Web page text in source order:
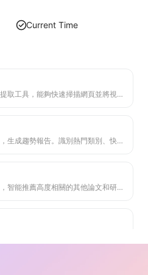
Current Time
一個高效的網頁視頻內容提取工具，能夠快速掃描網頁並將視頻信息整理成結構化的Markdown表格。
分析當前頁面的榜單數據，生成趨勢報告。識別熱門類別、快速上升的產品類型和新興技術。提供即時市場洞察，助你理解最新產品趨勢和市場動向。
基於當前網頁的學術內容，智能推薦高度相關的其他論文和研究。利用先進算法分析主題相似度和研究方法，幫助用戶拓展閱讀，深入理解網頁中討論的學術問題。